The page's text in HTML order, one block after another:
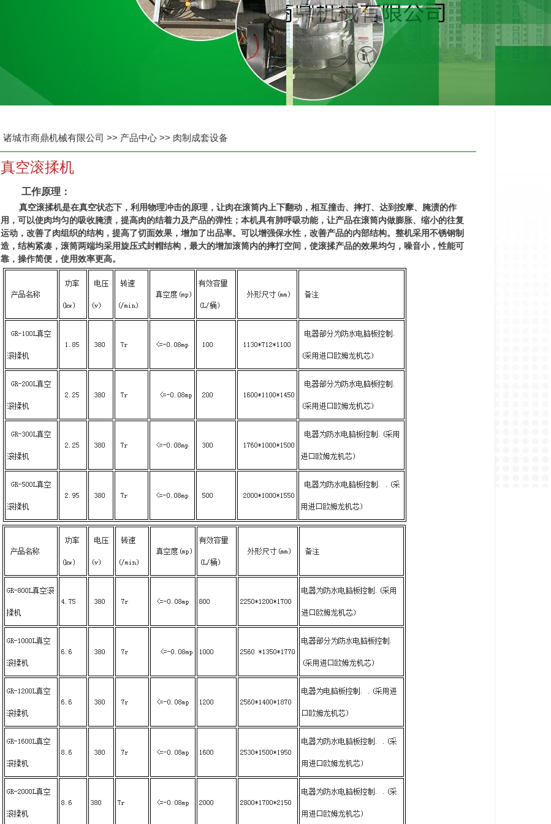
诸城市商鼎机械有限公司 >> 产品中心 >> 肉制成套设备
真空滚揉机
工作原理：
真空滚揉机是在真空状态下，利用物理冲击的原理，让肉在滚筒内上下翻动，相互撞击、摔打、达到按摩、腌渍的作
用，可以使肉均匀的吸收腌渍，提高肉的结着力及产品的弹性；本机具有肺呼吸功能，让产品在滚筒内做膨胀、缩小的往复
运动，改善了肉组织的结构，提高了切面效果，增加了出品率。可以增强保水性，改善产品的内部结构。整机采用不锈钢制
造，结构紧凑，滚筒两端均采用旋压式封帽结构，最大的增加滚筒内的摔打空间，使滚揉产品的效果均匀，噪音小，性能可
靠，操作简便，使用效率更高。